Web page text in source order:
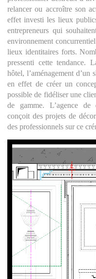
relancer ou accroître son
effet investi les lieux
entrepreneurs qui
environnement
lieux identitaires forts.
pressenti cette tendance.
hôtel, l’aménagement d’un
en effet de créer un
possible de fidéliser une
de gamme. L’agence
conçoit des projets de
des professionnels sur ce